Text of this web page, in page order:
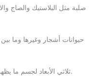
صلبة مثل البلاستيك والصاج
حيوانات أشجار وغيرها وما
ثلاثي الأبعاد لجسم ما يظهر بصورة واقعية وكأنه يسبح فى الفضاء.